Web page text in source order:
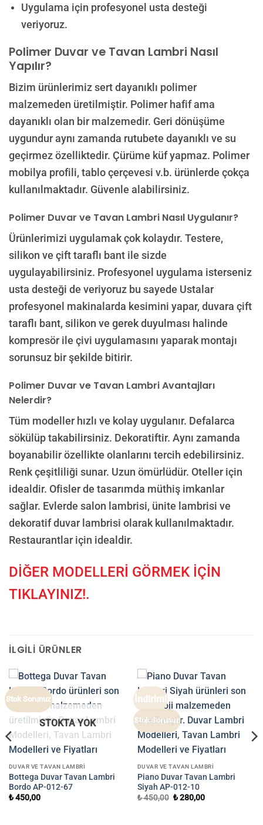
Uygulama için profesyonel usta desteği
veriyoruz.
Polimer Duvar ve Tavan Lambri Nasıl
Yapılır?
Bizim ürünlerimiz sert dayanıklı polimer
malzemeden üretilmiştir. Polimer hafif ama
dayanıklı olan bir malzemedir. Geri dönüşüme
uygundur aynı zamanda rutubete dayanıklı ve su
geçirmez özelliktedir. Çürüme küf yapmaz. Polimer
mobilya profili, tablo çerçevesi v.b. ürünlerde çokça
kullanılmaktadır. Güvenle alabilirsiniz.
Polimer Duvar ve Tavan Lambri Nasıl Uygulanır?
Ürünlerimizi uygulamak çok kolaydır. Testere,
silikon ve çift taraflı bant ile sizde
uygulayabilirsiniz. Profesyonel uygulama isterseniz
usta desteği de veriyoruz bu sayede Ustalar
profesyonel makinalarda kesimini yapar, duvara çift
taraflı bant, silikon ve gerek duyulması halinde
kompresör ile çivi uygulamasını yaparak montajı
sorunsuz bir şekilde bitirir.
Polimer Duvar ve Tavan Lambri Avantajları
Nelerdir?
Tüm modeller hızlı ve kolay uygulanır. Defalarca
sökülüp takabilirsiniz. Dekoratiftir. Aynı zamanda
boyanabilir özellikte olanlarını tercih edebilirsiniz.
Renk çeşitliliği sunar. Uzun ömürlüdür. Oteller için
idealdir. Ofisler de tasarımda müthiş imkanlar
sağlar. Evlerde salon lambrisi, ünite lambrisi ve
dekoratif duvar lambrisi olarak kullanılmaktadır.
Restaurantlar için idealdir.
DİĞER MODELLERİ GÖRMEK İÇİN
TIKLAYINIZ!.
İLGILI ÜRÜNLER
Stok Sorunuz
STOKTA YOK
DUVAR VE TAVAN LAMBRI
Bottega Duvar Tavan Lambri
Bordo AP-012-67
₺450,00
İndirim!
Stok Sorunuz
DUVAR VE TAVAN LAMBRI
Piano Duvar Tavan Lambri
Siyah AP-012-10
₺450,00 Orijinal
₺280,00Şu